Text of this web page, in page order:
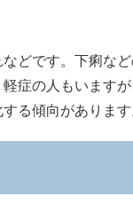
どです。下痢な
症の人もいます
る傾向があります